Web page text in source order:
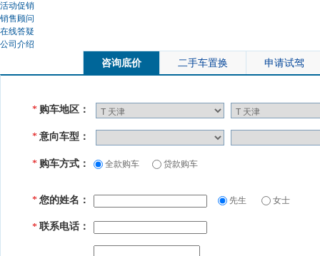
活动促销
销售顾问
在线答疑
公司介绍
咨询底价 二手车置换 申请试驾
* 购车地区：
* 意向车型：
* 购车方式： 全款购车 贷款购车
* 您的姓名： 先生 女士
* 联系电话：